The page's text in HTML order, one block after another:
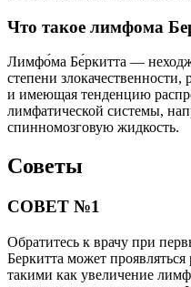
Что такое лимфома
Лимфо́ма Бе́ркитта —
степени
и имеющая тенденцию
лимфатической системы,
спинномозговую жидкость.
Советы
СОВЕТ №1
Обратитесь к врачу при
Беркитта может
такими как увеличение